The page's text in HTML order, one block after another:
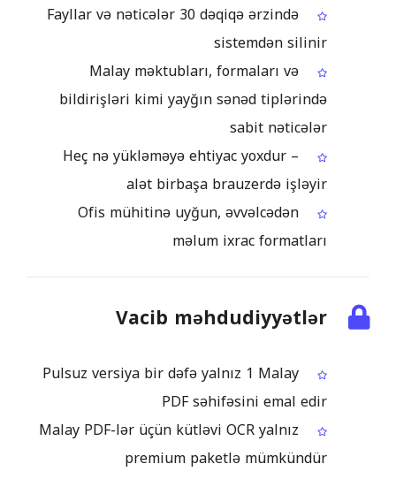
Fayllar və nəticələr 30 dəqiqə ərzində
sistemdən silinir
Malay məktubları, formaları və
bildirişləri kimi yayğın sənəd tiplərində
sabit nəticələr
Heç nə yükləməyə ehtiyac yoxdur –
alət birbaşa brauzerdə işləyir
Ofis mühitinə uyğun, əvvəlcədən
məlum ixrac formatları
Vacib məhdudiyyətlər
Pulsuz versiya bir dəfə yalnız 1 Malay
PDF səhifəsini emal edir
Malay PDF-lər üçün kütləvi OCR yalnız
premium paketlə mümkündür